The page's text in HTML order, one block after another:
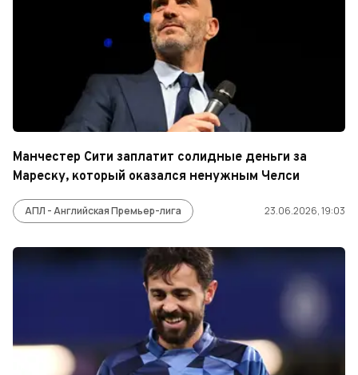
Манчестер Сити заплатит солидные деньги за
Мареску, который оказался ненужным Челси
АПЛ - Английская Премьер-лига 23.06.2026, 19:03